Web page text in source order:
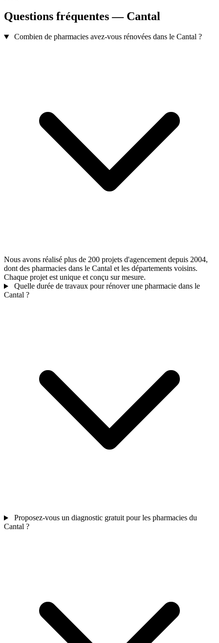
Questions fréquentes — Cantal
Combien de pharmacies avez-vous rénovées dans le Cantal ?
Nous avons réalisé plus de 200 projets d'agencement depuis 2004,
dont des pharmacies dans le Cantal et les départements voisins.
Chaque projet est unique et conçu sur mesure.
Quelle durée de travaux pour rénover une pharmacie dans le
Cantal ?
Proposez-vous un diagnostic gratuit pour les pharmacies du
Cantal ?